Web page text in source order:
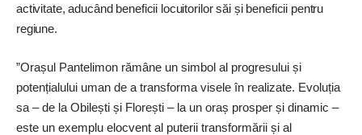
activitate, aducând beneficii locuitorilor săi și beneficii pentru
regiune.
”Orașul Pantelimon rămâne un simbol al progresului și
potențialului uman de a transforma visele în realizate. Evoluția
sa – de la Obilești și Florești – la un oraș prosper și dinamic –
este un exemplu elocvent al puterii transformării și al